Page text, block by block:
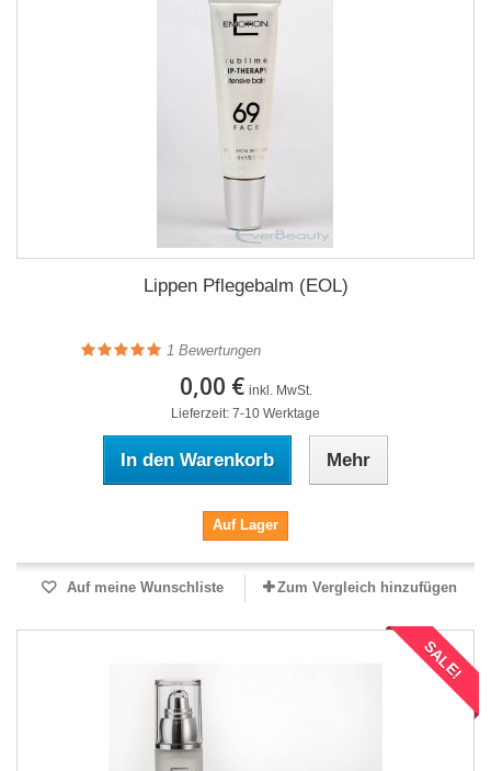
Lippen Pflegebalm (EOL)
1 Bewertungen
0,00 € inkl. MwSt.
Lieferzeit: 7-10 Werktage
In den Warenkorb Mehr
Auf Lager
Auf meine Wunschliste Zum Vergleich hinzufügen
SALE!